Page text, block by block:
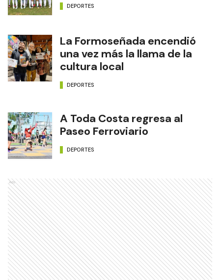
DEPORTES
La Formoseñada encendió
una vez más la llama de la
cultura local
DEPORTES
A Toda Costa regresa al
Paseo Ferroviario
DEPORTES
Ads